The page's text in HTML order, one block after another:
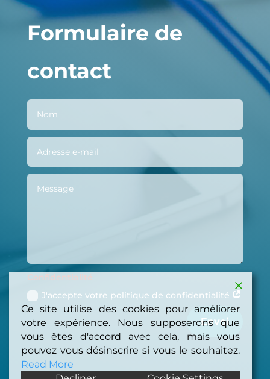
Formulaire de
contact
Confidentialité
J'accepte votre politique de confidentialité
Envoi
Ce site utilise des cookies pour améliorer
votre expérience. Nous supposerons que
vous êtes d'accord avec cela, mais vous
pouvez vous désinscrire si vous le souhaitez.
Read More